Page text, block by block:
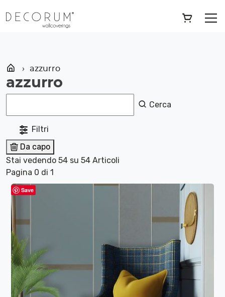
azzurro
azzurro
Cerca
Filtri
Da capo
Stai vedendo 54 su 54 Articoli
Pagina 0 di 1
Save